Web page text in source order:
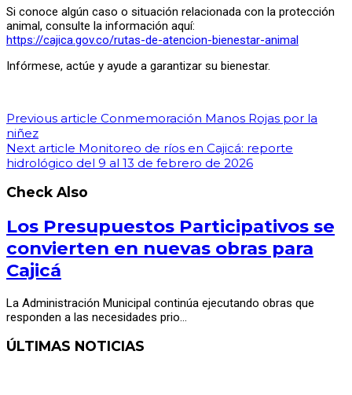
Si conoce algún caso o situación relacionada con la protección
animal, consulte la información aquí:
https://cajica.gov.co/rutas-de-atencion-bienestar-animal
Infórmese, actúe y ayude a garantizar su bienestar.
Previous article Conmemoración Manos Rojas por la
niñez
Next article Monitoreo de ríos en Cajicá: reporte
hidrológico del 9 al 13 de febrero de 2026
Check Also
Los Presupuestos Participativos se
convierten en nuevas obras para
Cajicá
La Administración Municipal continúa ejecutando obras que
responden a las necesidades prio…
ÚLTIMAS NOTICIAS